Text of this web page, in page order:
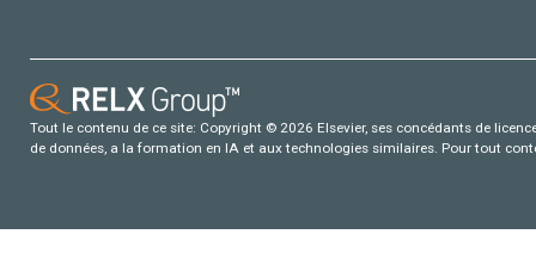
Tout le contenu de ce site: Copyright © 2026 Elsevier, ses concédants de
de données, a la formation en IA et aux technologies similaires. Pour tout